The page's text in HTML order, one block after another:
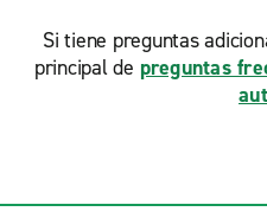
Si tiene preguntas
principal de preguntas